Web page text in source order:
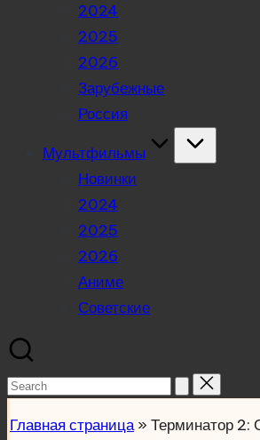
2024
2025
2026
Зарубежные
Россия
Мультфильмы
Новинки
2024
2025
2026
Аниме
Советские
Search
Главная страница» Терминатор 2: